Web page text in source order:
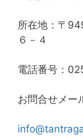
所在地：〒
６－４
電話番号：
お問合せメー